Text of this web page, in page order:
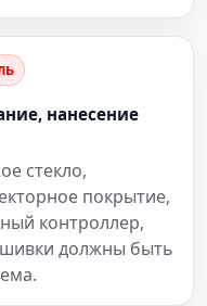
нанесение
стекло,
покрытие,
контроллер,
должны быть